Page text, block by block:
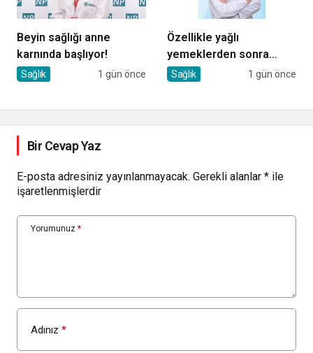
Beyin sağlığı anne
karnında başlıyor!
Sağlık 1 gün önce
Özellikle yağlı
yemeklerden sonra
başlıyorsa, gecikmeyin
Sağlık 1 gün önce
Bir Cevap Yaz
E-posta adresiniz yayınlanmayacak. Gerekli alanlar * ile
işaretlenmişlerdir
Yorumunuz *
Adınız *